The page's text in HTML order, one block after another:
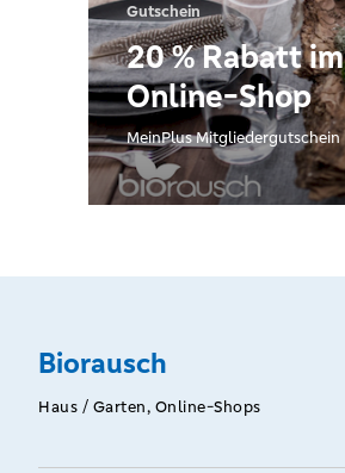
Gutschein
20 % Rabatt im
Online-Shop
MeinPlus Mitgliedergutschein
Biorausch
Haus / Garten, Online-Shops